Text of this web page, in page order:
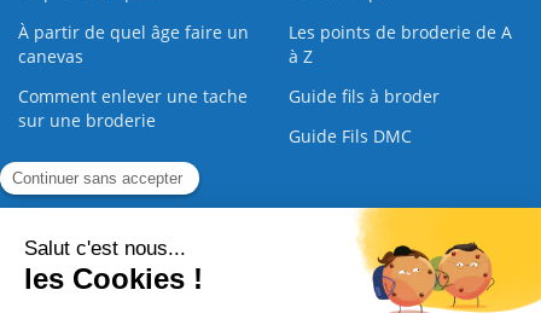
À partir de quel âge faire un
canevas
Les points de broderie de A
à Z
Comment enlever une tache
sur une broderie
Guide fils à broder
Guide Fils DMC
Guide de la Broderie
Nous contacter |